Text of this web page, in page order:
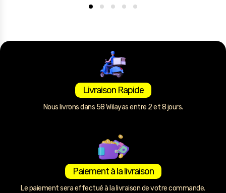
Livraison Rapide
Nous livrons dans 58 Wilayas entre 2 et 8 jours.
Paiement à la livraison
Le paiement sera effectué à la livraison de votre commande.